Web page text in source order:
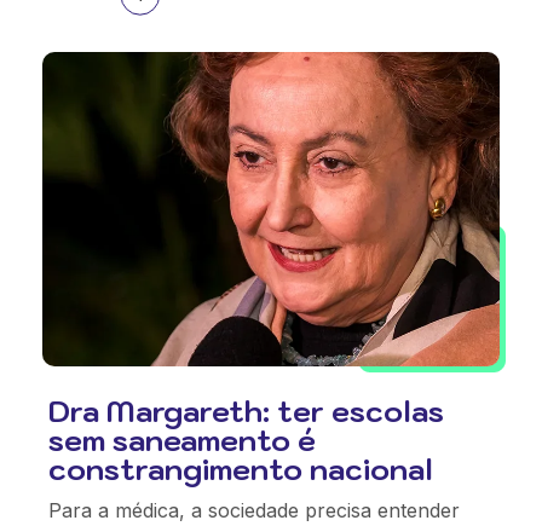
Dra Margareth: ter escolas
sem saneamento é
constrangimento nacional
Para a médica, a sociedade precisa entender